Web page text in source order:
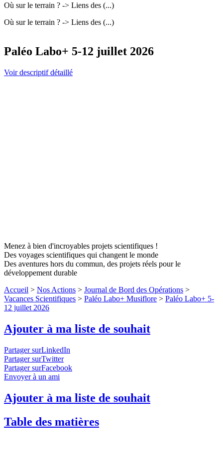
Où sur le terrain ? -> Liens des (...)
Où sur le terrain ? -> Liens des (...)
Paléo Labo+ 5-12 juillet 2026
Voir descriptif détaillé
Menez à bien d'incroyables projets scientifiques !
Des voyages scientifiques qui changent le monde
Des aventures hors du commun, des projets réels pour le
développement durable
Accueil > Nos Actions > Journal de Bord des Opérations >
Vacances Scientifiques > Paléo Labo+ Musiflore > Paléo Labo+ 5-
12 juillet 2026
Ajouter à ma liste de souhait
Partager surLinkedIn
Partager surTwitter
Partager surFacebook
Envoyer à un ami
Ajouter à ma liste de souhait
Table des matières